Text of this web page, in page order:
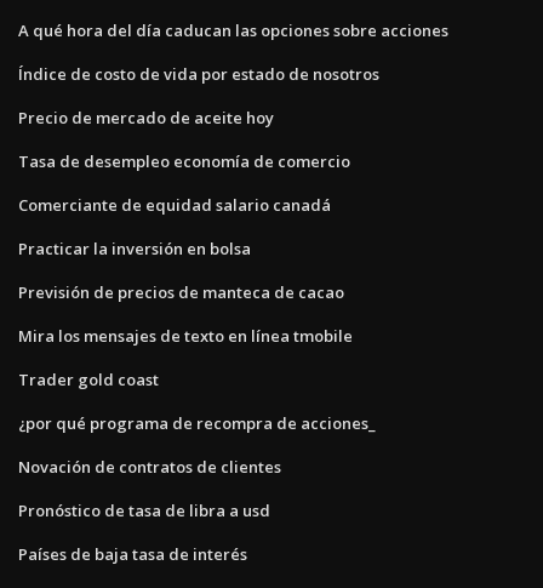
A qué hora del día caducan las opciones sobre acciones
Índice de costo de vida por estado de nosotros
Precio de mercado de aceite hoy
Tasa de desempleo economía de comercio
Comerciante de equidad salario canadá
Practicar la inversión en bolsa
Previsión de precios de manteca de cacao
Mira los mensajes de texto en línea tmobile
Trader gold coast
¿por qué programa de recompra de acciones_
Novación de contratos de clientes
Pronóstico de tasa de libra a usd
Países de baja tasa de interés